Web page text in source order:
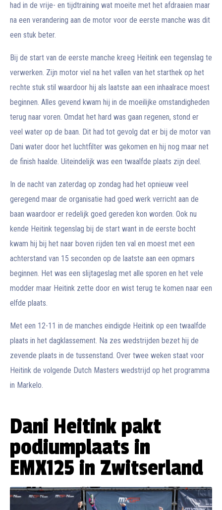
had in de vrije- en tijdtraining wat moeite met het afdraaien maar
na een verandering aan de motor voor de eerste manche was dit
een stuk beter.
Bij de start van de eerste manche kreeg Heitink een tegenslag te
verwerken. Zijn motor viel na het vallen van het starthek op het
rechte stuk stil waardoor hij als laatste aan een inhaalrace moest
beginnen. Alles gevend kwam hij in de moeilijke omstandigheden
terug naar voren. Omdat het hard was gaan regenen, stond er
veel water op de baan. Dit had tot gevolg dat er bij de motor van
Dani water door het luchtfilter was gekomen en hij nog maar net
de finish haalde. Uiteindelijk was een twaalfde plaats zijn deel.
In de nacht van zaterdag op zondag had het opnieuw veel
geregend maar de organisatie had goed werk verricht aan de
baan waardoor er redelijk goed gereden kon worden. Ook nu
kende Heitink tegenslag bij de start want in de eerste bocht
kwam hij bij het naar boven rijden ten val en moest met een
achterstand van 15 seconden op de laatste aan een opmars
beginnen. Het was een slijtageslag met alle sporen en het vele
modder maar Heitink zette door en wist terug te komen naar een
elfde plaats.
Met een 12-11 in de manches eindigde Heitink op een twaalfde
plaats in het dagklassement. Na zes wedstrijden bezet hij de
zevende plaats in de tussenstand. Over twee weken staat voor
Heitink de volgende Dutch Masters wedstrijd op het programma
in Markelo.
Dani Heitink pakt
podiumplaats in
EMX125 in Zwitserland